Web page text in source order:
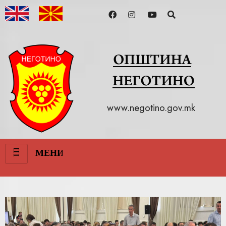
www.negotino.gov.mk
МЕНИ
III